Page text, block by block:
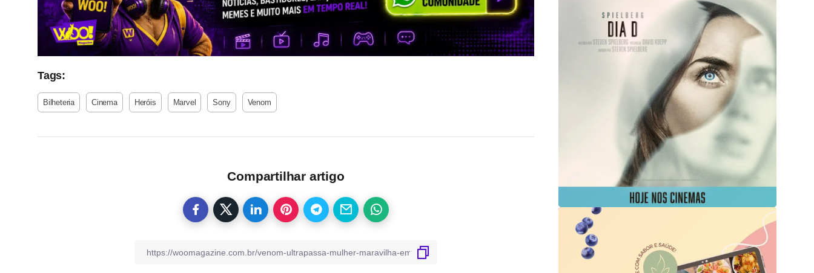
Tags:
Bilheteria Cinema Heróis Marvel Sony Venom
Compartilhar artigo